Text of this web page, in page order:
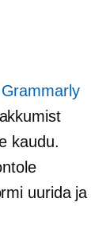
Grammarly
kaudu.
uurida ja